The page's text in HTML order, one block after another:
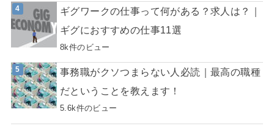
ギグワークの仕事って何がある？求人は？｜
ギグにおすすめの仕事11選
8k件のビュー
事務職がクソつまらない人必読｜最高の職種
だということを教えます！
5.6k件のビュー